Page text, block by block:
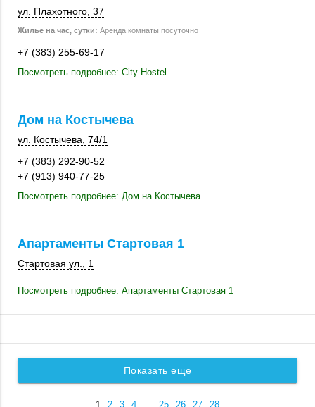
ул. Плахотного, 37
Жилье на час, сутки: Аренда комнаты посуточно
+7 (383) 255-69-17
Посмотреть подробнее: City Hostel
Дом на Костычева
ул. Костычева 74/1
+7 (383) 292-90-52
+7 (913) 940-77-25
Посмотреть подробнее: Дом на Костычева
Апартаменты Стартовая 1
Стартовая ул., 1
Посмотреть подробнее: Апартаменты Стартовая 1
Показать еще
1 2 3 4 ... 25 26 27 28